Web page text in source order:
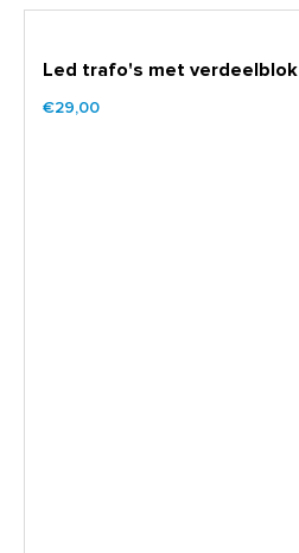
Led trafo's met verdeelblok
€29,00